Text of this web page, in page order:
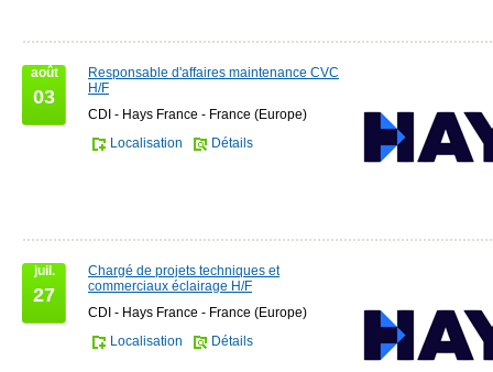
août
03
Responsable d'affaires maintenance CVC
H/F
CDI - Hays France - France (Europe)
Localisation
Détails
juil.
27
Chargé de projets techniques et
commerciaux éclairage H/F
CDI - Hays France - France (Europe)
Localisation
Détails